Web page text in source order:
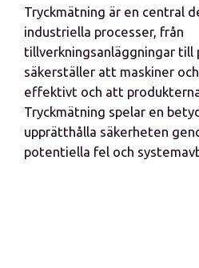
Tryckmätning är en central
industriella processer, från
tillverkningsanläggningar till
säkerställer att maskiner
effektivt och att
Tryckmätning spelar en
upprätthålla säkerheten
potentiella fel och